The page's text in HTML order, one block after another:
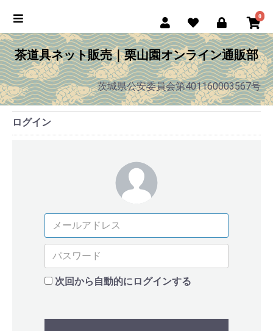
0
茶道具ネット販売｜栗山園オンライン通販部
茨城県公安委員会第401160003567号
ログイン
次回から自動的にログインする